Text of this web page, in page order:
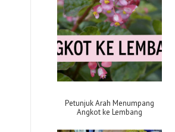
Petunjuk Arah Menumpang
Angkot ke Lembang